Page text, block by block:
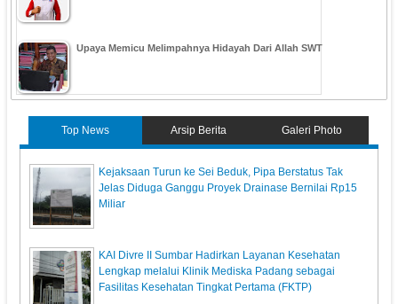
Upaya Memicu Melimpahnya Hidayah Dari Allah SWT
Top News Arsip Berita Galeri Photo
Kejaksaan Turun ke Sei Beduk, Pipa Berstatus Tak
Jelas Diduga Ganggu Proyek Drainase Bernilai Rp15
Miliar
KAI Divre II Sumbar Hadirkan Layanan Kesehatan
Lengkap melalui Klinik Mediska Padang sebagai
Fasilitas Kesehatan Tingkat Pertama (FKTP)